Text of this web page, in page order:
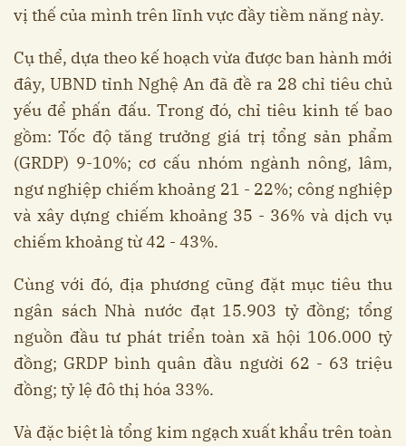
vị thế của mình trên lĩnh vực đầy tiềm năng này.
Cụ thể, dựa theo kế hoạch vừa được ban hành mới
đây, UBND tỉnh Nghệ An đã đề ra 28 chỉ tiêu chủ
yếu để phấn đấu. Trong đó, chỉ tiêu kinh tế bao
gồm: Tốc độ tăng trưởng giá trị tổng sản phẩm
(GRDP) 9-10%; cơ cấu nhóm ngành nông, lâm,
ngư nghiệp chiếm khoảng 21 - 22%; công nghiệp
và xây dựng chiếm khoảng 35 - 36% và dịch vụ
chiếm khoảng từ 42 - 43%.
Cùng với đó, địa phương cũng đặt mục tiêu thu
ngân sách Nhà nước đạt 15.903 tỷ đồng; tổng
nguồn đầu tư phát triển toàn xã hội 106.000 tỷ
đồng; GRDP bình quân đầu người 62 - 63 triệu
đồng; tỷ lệ đô thị hóa 33%.
Và đặc biệt là tổng kim ngạch xuất khẩu trên toàn